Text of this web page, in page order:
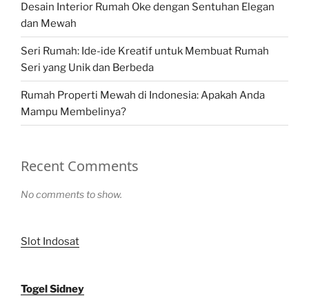
Desain Interior Rumah Oke dengan Sentuhan Elegan
dan Mewah
Seri Rumah: Ide-ide Kreatif untuk Membuat Rumah
Seri yang Unik dan Berbeda
Rumah Properti Mewah di Indonesia: Apakah Anda
Mampu Membelinya?
Recent Comments
No comments to show.
Slot Indosat
Togel Sidney